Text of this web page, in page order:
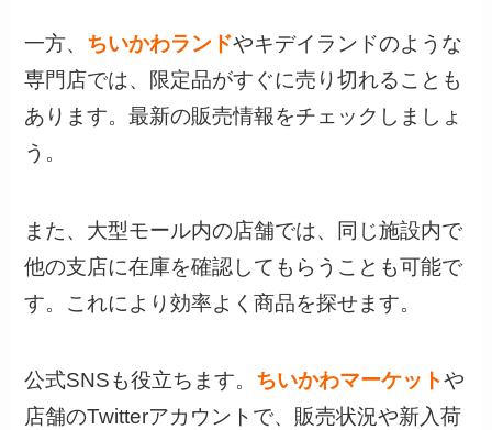
一方、 ちいかわランドやキデイランドのような
専門店では、限定品がすぐに売り切れることも
あります。最新の販売情報をチェックしましょ
う。
また、大型モール内の店舗では、同じ施設内で
他の支店に在庫を確認してもらうことも可能で
す。これにより効率よく商品を探せます。
公式SNSも役立ちます。 ちいかわマーケットや
店舗のTwitterアカウントで、販売状況や新入荷